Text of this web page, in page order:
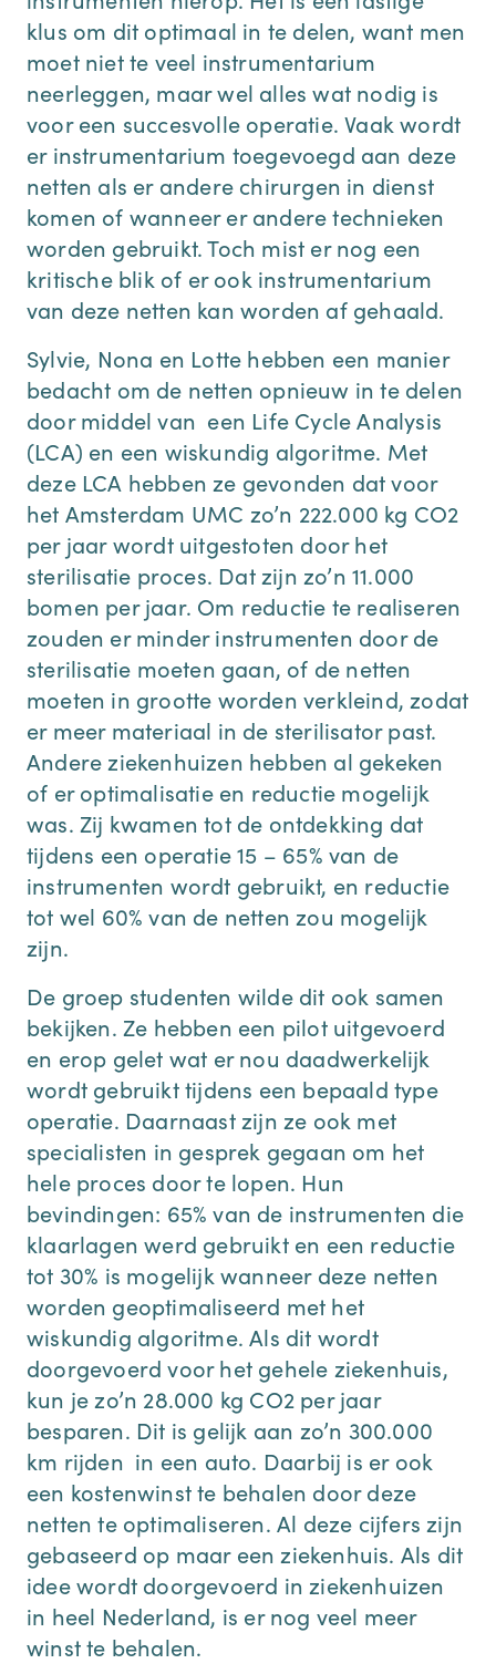
klus om dit optimaal in te delen, want men
moet niet te veel instrumentarium
neerleggen, maar wel alles wat nodig is
voor een succesvolle operatie. Vaak wordt
er instrumentarium toegevoegd aan deze
netten als er andere chirurgen in dienst
komen of wanneer er andere technieken
worden gebruikt. Toch mist er nog een
kritische blik of er ook instrumentarium
van deze netten kan worden af gehaald.
Sylvie, Nona en Lotte hebben een manier
bedacht om de netten opnieuw in te delen
door middel van een Life Cycle Analysis
(LCA) en een wiskundig algoritme. Met
deze LCA hebben ze gevonden dat voor
het Amsterdam UMC zo’n 222.000 kg CO2
per jaar wordt uitgestoten door het
sterilisatie proces. Dat zijn zo’n 11.000
bomen per jaar. Om reductie te realiseren
zouden er minder instrumenten door de
sterilisatie moeten gaan, of de netten
moeten in grootte worden verkleind, zodat
er meer materiaal in de sterilisator past.
Andere ziekenhuizen hebben al gekeken
of er optimalisatie en reductie mogelijk
was. Zij kwamen tot de ontdekking dat
tijdens een operatie 15 – 65% van de
instrumenten wordt gebruikt, en reductie
tot wel 60% van de netten zou mogelijk
zijn.
De groep studenten wilde dit ook samen
bekijken. Ze hebben een pilot uitgevoerd
en erop gelet wat er nou daadwerkelijk
wordt gebruikt tijdens een bepaald type
operatie. Daarnaast zijn ze ook met
specialisten in gesprek gegaan om het
hele proces door te lopen. Hun
bevindingen: 65% van de instrumenten die
klaarlagen werd gebruikt en een reductie
tot 30% is mogelijk wanneer deze netten
worden geoptimaliseerd met het
wiskundig algoritme. Als dit wordt
doorgevoerd voor het gehele ziekenhuis,
kun je zo’n 28.000 kg CO2 per jaar
besparen. Dit is gelijk aan zo’n 300.000
km rijden in een auto. Daarbij is er ook
een kostenwinst te behalen door deze
netten te optimaliseren. Al deze cijfers zijn
gebaseerd op maar een ziekenhuis. Als dit
idee wordt doorgevoerd in ziekenhuizen
in heel Nederland, is er nog veel meer
winst te behalen.